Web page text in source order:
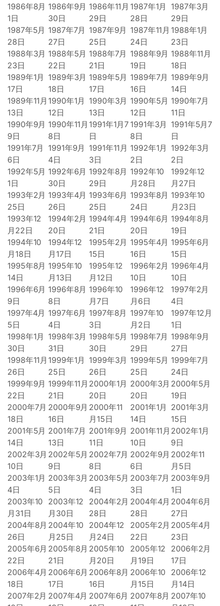
1986年8月
1日
1986年9月
30日
1986年11月
29日
1987年1月
28日
1987年3月
29日
1987年5月
28日
1987年7月
27日
1987年9月
25日
1987年11月
24日
1988年1月
23日
1988年3月
23日
1988年5月
22日
1988年7月
21日
1988年9月
19日
1988年11月
18日
1989年1月
17日
1989年3月
18日
1989年5月
17日
1989年7月
16日
1989年9月
14日
1989年11月
13日
1990年1月
12日
1990年3月
13日
1990年5月
12日
1990年7月
11日
1990年9月
9日
1990年11月
8日
1991年1月7
日
1991年3月
8日
1991年5月7
日
1991年7月
6日
1991年9月
4日
1991年11月
3日
1992年1月
2日
1992年3月
2日
1992年5月
1日
1992年6月
30日
1992年8月
29日
1992年10
月28日
1992年12
月27日
1993年2月
25日
1993年4月
26日
1993年6月
25日
1993年8月
24日
1993年10
月23日
1993年12
月22日
1994年2月
20日
1994年4月
21日
1994年6月
20日
1994年8月
19日
1994年10
月18日
1994年12
月17日
1995年2月
15日
1995年4月
16日
1995年6月
15日
1995年8月
14日
1995年10
月13日
1995年12
月12日
1996年2月
10日
1996年4月
10日
1996年6月
9日
1996年8月
8日
1996年10
月7日
1996年12
月6日
1997年2月
4日
1997年4月
5日
1997年6月
4日
1997年8月
3日
1997年10
月2日
1997年12月
1日
1998年1月
30日
1998年3月
31日
1998年5月
30日
1998年7月
29日
1998年9月
27日
1998年11月
26日
1999年1月
25日
1999年3月
26日
1999年5月
25日
1999年7月
24日
1999年9月
22日
1999年11月
21日
2000年1月
20日
2000年3月
20日
2000年5月
19日
2000年7月
18日
2000年9月
16日
2000年11
月15日
2001年1月
14日
2001年3月
15日
2001年5月
14日
2001年7月
13日
2001年9月
11日
2001年11月
10日
2002年1月
9日
2002年3月
10日
2002年5月
9日
2002年7月
8日
2002年9月
6日
2002年11
月5日
2003年1月
4日
2003年3月
5日
2003年5月
4日
2003年7月
3日
2003年9月
1日
2003年10
月31日
2003年12
月30日
2004年2月
28日
2004年4月
28日
2004年6月
27日
2004年8月
26日
2004年10
月25日
2004年12
月24日
2005年2月
22日
2005年4月
23日
2005年6月
22日
2005年8月
21日
2005年10
月20日
2005年12
月19日
2006年2月
17日
2006年4月
18日
2006年6月
17日
2006年8月
16日
2006年10
月15日
2006年12
月14日
2007年2月 2007年4月 2007年6月 2007年8月 2007年10